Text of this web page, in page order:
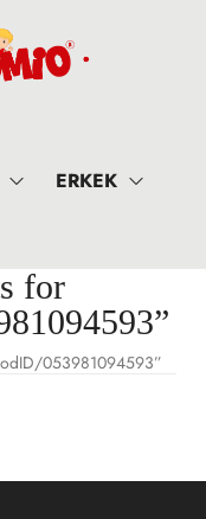
ERKEK
for
053981094593”